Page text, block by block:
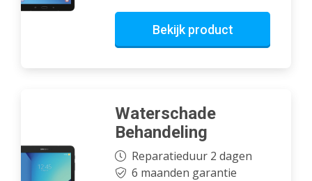
Bekijk product
Waterschade
Behandeling
Reparatieduur 2 dagen
6 maanden garantie